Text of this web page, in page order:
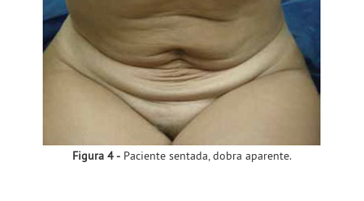
Figura 4 - Paciente sentada, dobra aparente.